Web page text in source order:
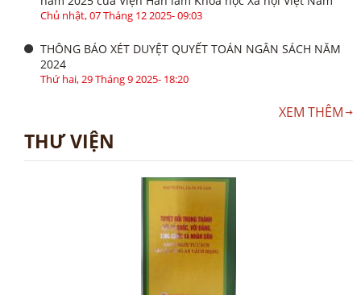
Chủ nhật, 07 Tháng 12 2025- 09:03
THÔNG BÁO XÉT DUYỆT QUYẾT TOÁN NGÂN SÁCH NĂM
2024
Thứ hai, 29 Tháng 9 2025- 18:20
XEM THÊM
THƯ VIỆN